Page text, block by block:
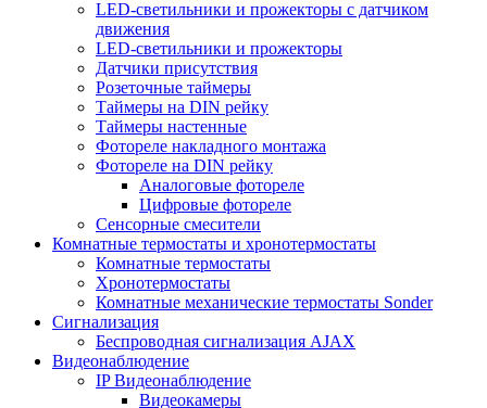
LED-светильники и прожекторы с датчиком
движения
LED-светильники и прожекторы
Датчики присутствия
Розеточные таймеры
Таймеры на DIN рейку
Таймеры настенные
Фотореле накладного монтажа
Фотореле на DIN рейку
Аналоговые фотореле
Цифровые фотореле
Сенсорные смесители
Комнатные термостаты и хронотермостаты
Комнатные термостаты
Хронотермостаты
Комнатные механические термостаты Sonder
Сигнализация
Беспроводная сигнализация AJAX
Видеонаблюдение
IP Видеонаблюдение
Видеокамеры